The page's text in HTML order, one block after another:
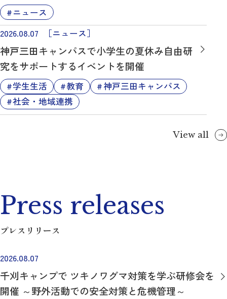
ニュース
2026.08.07
［ニュース］
神戸三田キャンパスで小学生の夏休み自由研
究をサポートするイベントを開催
学生生活 教育
神戸三田キャンパス
社会・地域連携
View all
Press releases
プレスリリース
2026.08.07
千刈キャンプで ツキノワグマ対策を学ぶ研修会を
開催 ～野外活動での安全対策と危機管理～